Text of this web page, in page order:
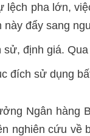
lệch pha lớn,
đẩy sang
định giá.
đích sử dụng
Ngân hàng
nghiên cứu về